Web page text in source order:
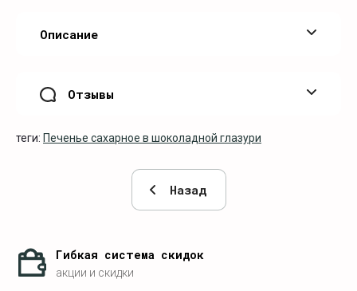
Описание
Отзывы
теги: Печенье сахарное в шоколадной глазури
Назад
Гибкая система скидок
акции и скидки